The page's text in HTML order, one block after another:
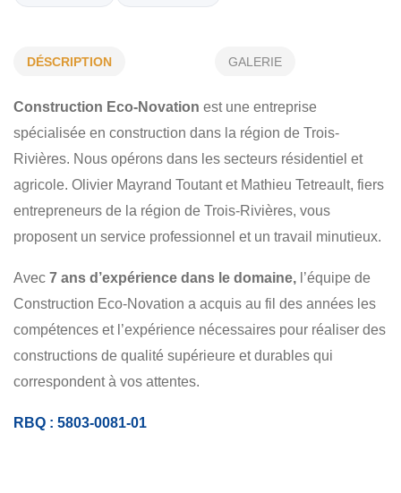
CHARPENTERIE - COFFRAGE
RÉSIDENTIEL COMMERCIAL
DÉSCRIPTION GALERIE
Construction Eco-Novation est une entreprise
spécialisée en construction dans la région de Trois-
Rivières. Nous opérons dans les secteurs résidentiel et
agricole. Olivier Mayrand Toutant et Mathieu Tetreault, fiers
entrepreneurs de la région de Trois-Rivières, vous
proposent un service professionnel et un travail minutieux.
Avec 7 ans d’expérience dans le domaine, l’équipe de
Construction Eco-Novation a acquis au fil des années les
compétences et l’expérience nécessaires pour réaliser des
constructions de qualité supérieure et durables qui
correspondent à vos attentes.
RBQ : 5803-0081-01